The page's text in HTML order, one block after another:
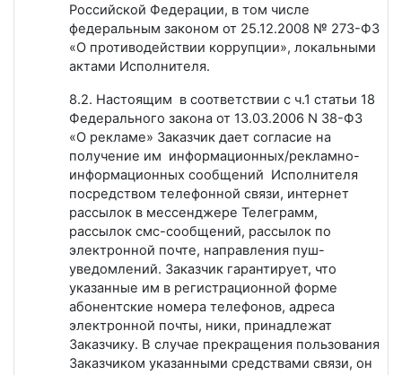
Российской Федерации, в том числе
федеральным законом от 25.12.2008 № 273-ФЗ
«О противодействии коррупции», локальными
актами Исполнителя.
8.2. Настоящим в соответствии с ч.1 статьи 18
Федерального закона от 13.03.2006 N 38-ФЗ
«О рекламе» Заказчик дает согласие на
получение им информационных/рекламно-
информационных сообщений Исполнителя
посредством телефонной связи, интернет
рассылок в мессенджере Телеграмм,
рассылок смс-сообщений, рассылок по
электронной почте, направления пуш-
уведомлений. Заказчик гарантирует, что
указанные им в регистрационной форме
абонентские номера телефонов, адреса
электронной почты, ники, принадлежат
Заказчику. В случае прекращения пользования
Заказчиком указанными средствами связи, он